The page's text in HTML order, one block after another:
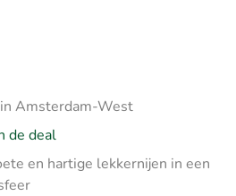
Amsterdam-West
de deal
en hartige lekkernijen in een